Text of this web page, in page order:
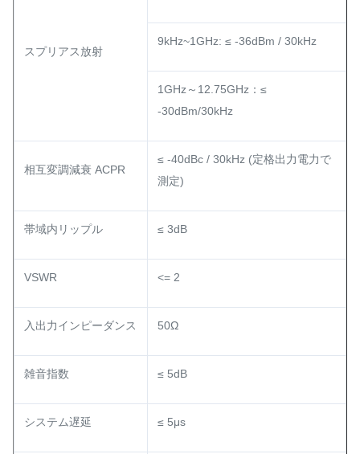
スプリアス放射
9kHz~1GHz: ≤ -36dBm / 30kHz
1GHz～12.75GHz：≤
-30dBm/30kHz
相互変調減衰 ACPR
≤ -40dBc / 30kHz (定格出力電力で
測定)
帯域内リップル ≤ 3dB
VSWR <= 2
入出力インピーダンス 50Ω
雑音指数 ≤ 5dB
システム遅延 ≤ 5μs